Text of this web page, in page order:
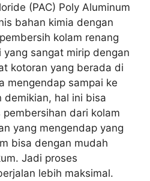
(PAC) Poly Aluminum
bahan kimia dengan
kolam renang
yang sangat mirip dengan
kotoran yang berada di
mengendap sampai ke
demikian, hal ini bisa
dari kolam
yang mengendap yang
bisa dengan mudah
Jadi proses
lebih maksimal.